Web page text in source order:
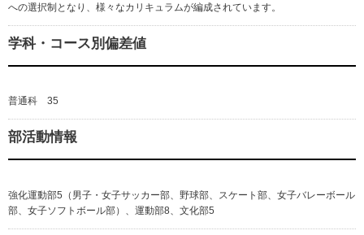
への選択制となり、様々なカリキュラムが編成されています。
学科・コース別偏差値
普通科 35
部活動情報
強化運動部5（男子・女子サッカー部、野球部、スケート部、女子バレーボール
部、女子ソフトボール部）、運動部8、文化部5